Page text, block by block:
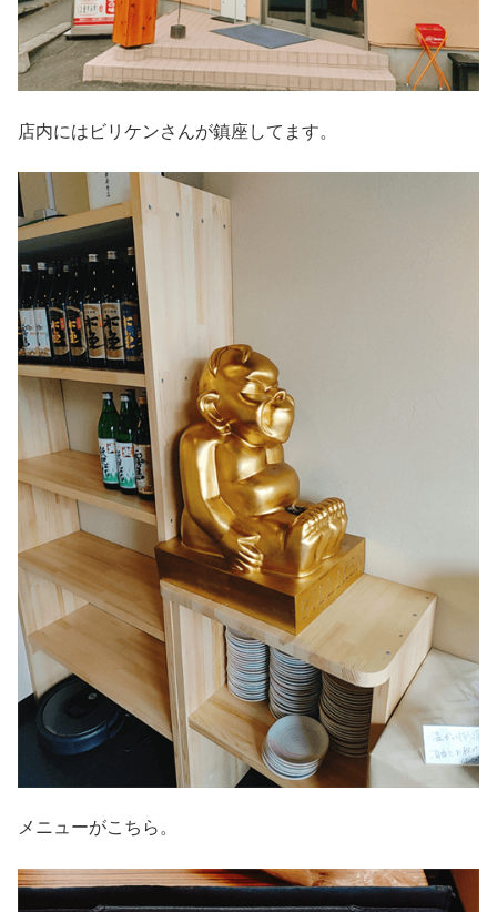
店内にはビリケンさんが鎮座してます。
メニューがこちら。